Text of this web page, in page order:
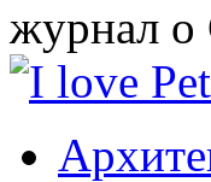
журнал о